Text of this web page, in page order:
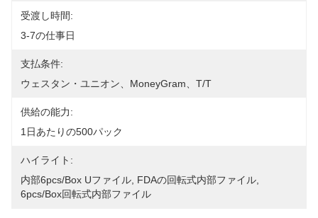
受渡し時間:
3-7の仕事日
支払条件:
ウェスタン・ユニオン、MoneyGram、T/T
供給の能力:
1日あたりの500パック
ハイライト:
内部6pcs/box Uファイル FDAの回転式内部ファイル
6pcs/box回転式内部ファイル